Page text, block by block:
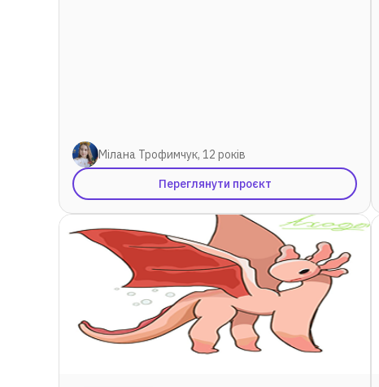
Мілана Трофимчук, 12 років
Переглянути проєкт